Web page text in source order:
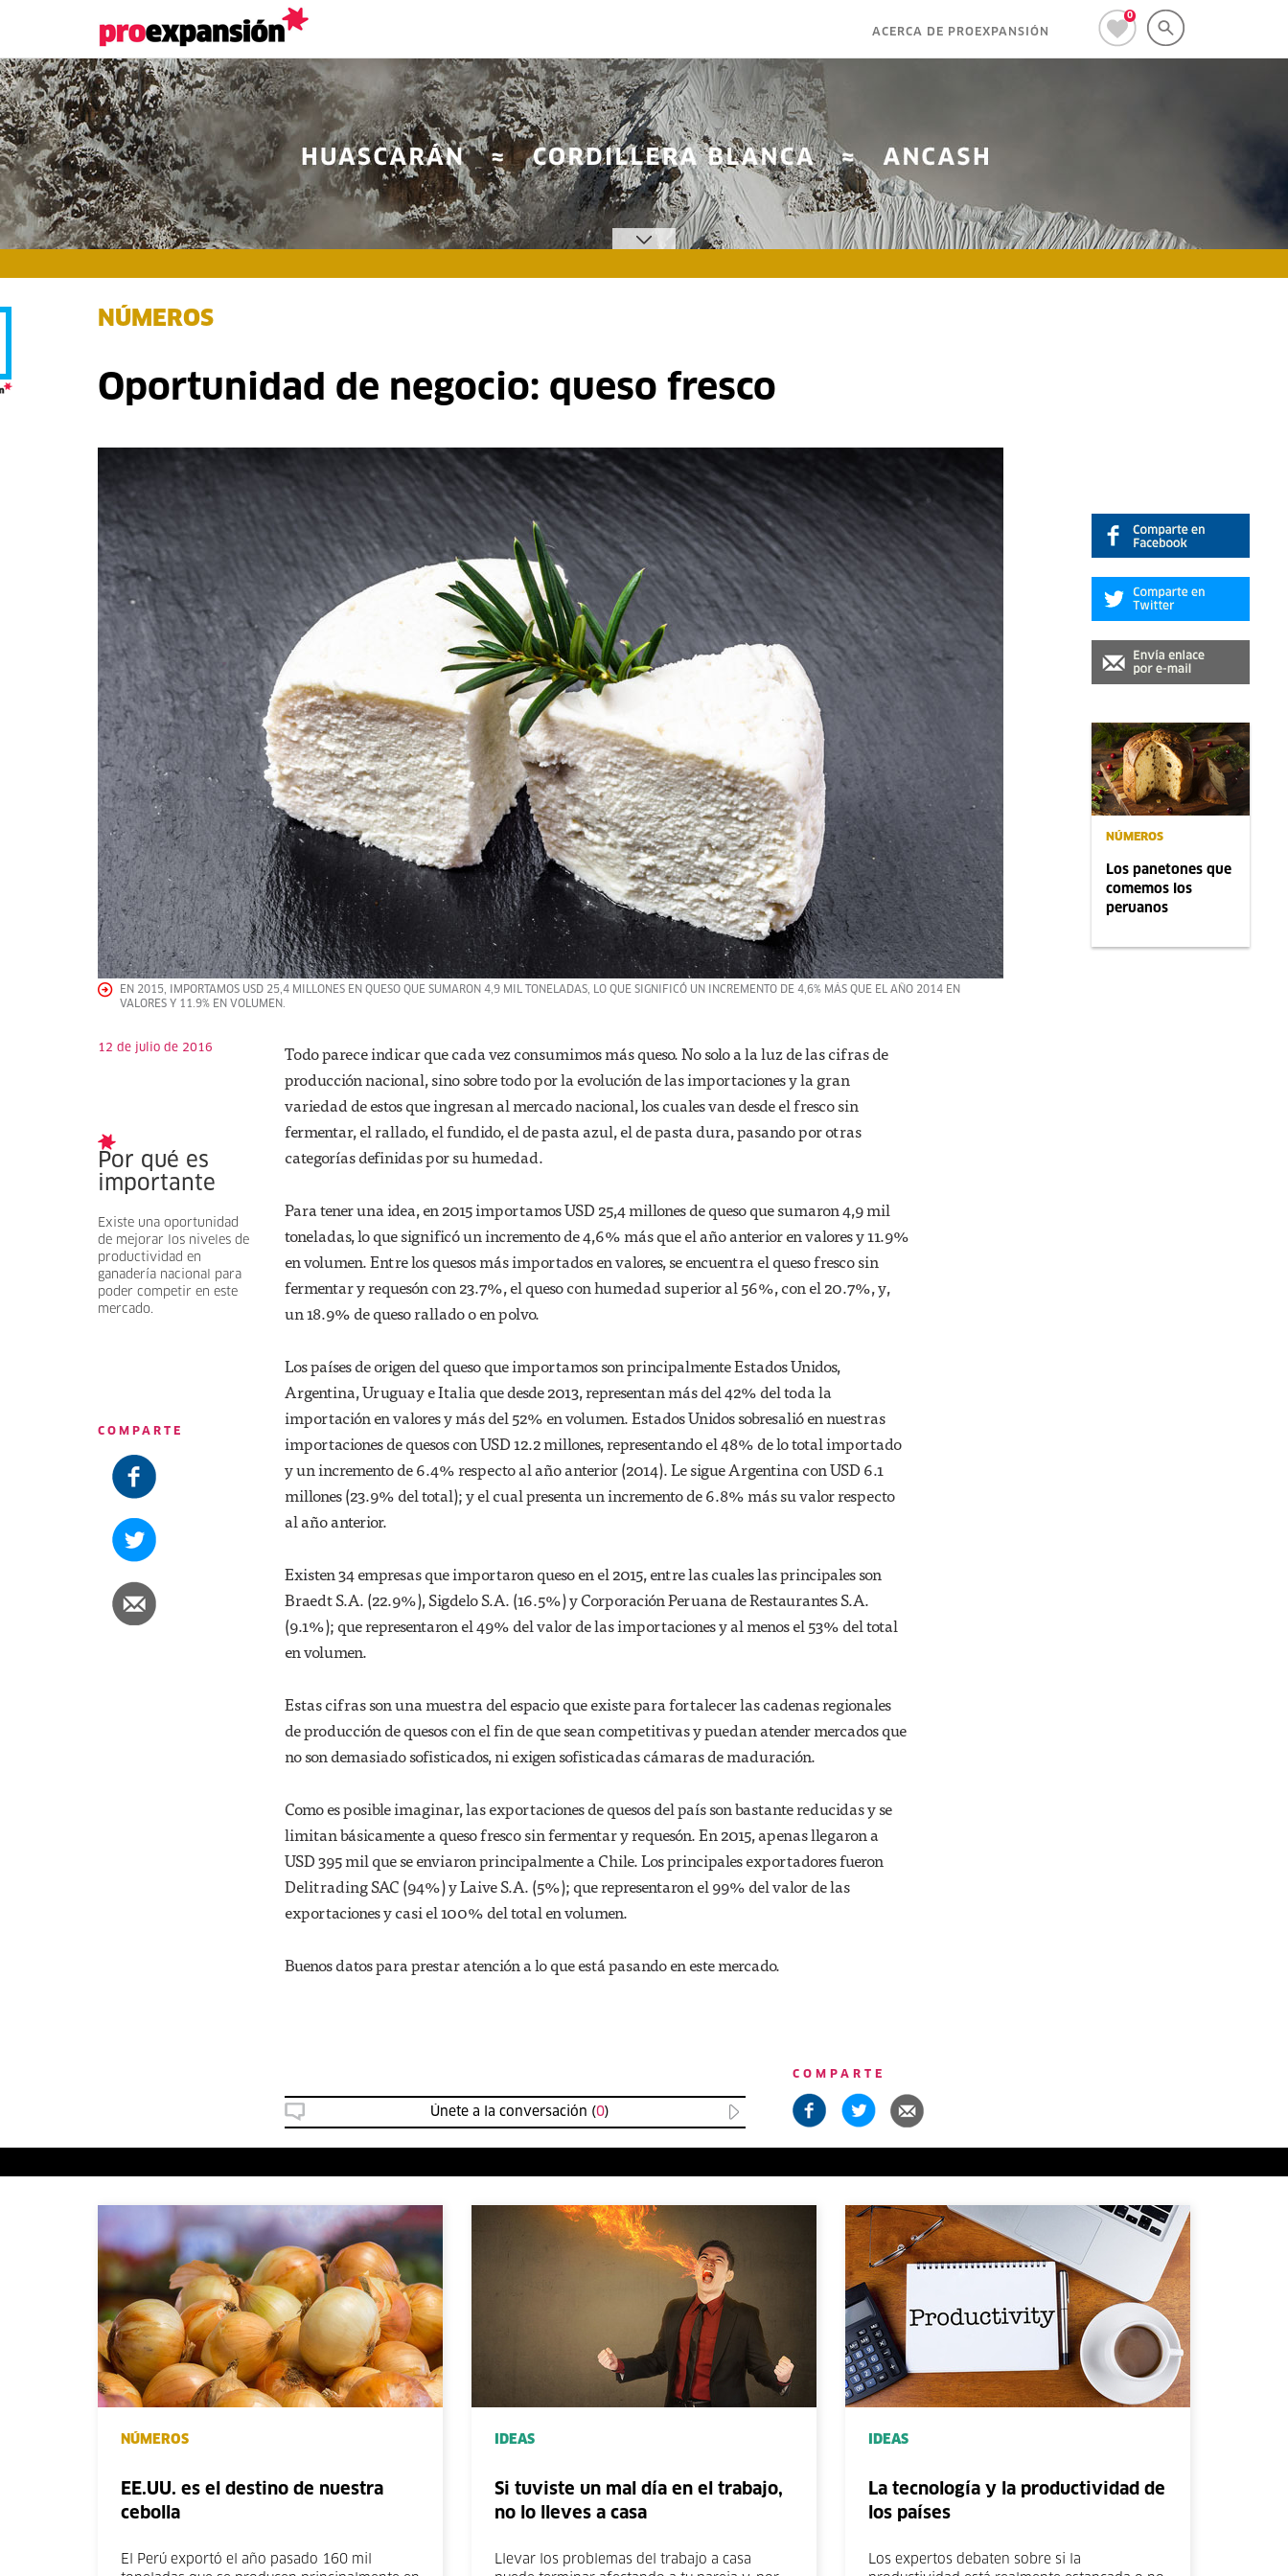
0
ACERCA DE PROEXPANSIÓN
NÚMEROS
Los panetones que
comemos los
peruanos
NÚMEROS
Oportunidad de negocio: queso fresco
EN 2015, IMPORTAMOS USD 25,4 MILLONES EN QUESO QUE SUMARON 4,9 MIL TONELADAS, LO QUE SIGNIFICÓ UN INCREMENTO DE 4,6% MÁS QUE EL AÑO 2014 EN
VALORES Y 11.9% EN VOLUMEN.
12 de julio de 2016
Por qué es
importante
Existe una oportunidad
de mejorar los niveles de
productividad en
ganadería nacional para
poder competir en este
mercado.
COMPARTE
Todo parece indicar que cada vez consumimos más queso. No solo a la luz de las cifras de
producción nacional, sino sobre todo por la evolución de las importaciones y la gran
variedad de estos que ingresan al mercado nacional, los cuales van desde el fresco sin
fermentar, el rallado, el fundido, el de pasta azul, el de pasta dura, pasando por otras
categorías definidas por su humedad.
Para tener una idea, en 2015 importamos USD 25,4 millones de queso que sumaron 4,9 mil
toneladas, lo que significó un incremento de 4,6% más que el año anterior en valores y 11.9%
en volumen. Entre los quesos más importados en valores, se encuentra el queso fresco sin
fermentar y requesón con 23.7%, el queso con humedad superior al 56%, con el 20.7%, y,
un 18.9% de queso rallado o en polvo.
Los países de origen del queso que importamos son principalmente Estados Unidos,
Argentina, Uruguay e Italia que desde 2013, representan más del 42% del toda la
importación en valores y más del 52% en volumen. Estados Unidos sobresalió en nuestras
importaciones de quesos con USD 12.2 millones, representando el 48% de lo total importado
y un incremento de 6.4% respecto al año anterior (2014). Le sigue Argentina con USD 6.1
millones (23.9% del total); y el cual presenta un incremento de 6.8% más su valor respecto
al año anterior.
Existen 34 empresas que importaron queso en el 2015, entre las cuales las principales son
Braedt S.A. (22.9%), Sigdelo S.A. (16.5%) y Corporación Peruana de Restaurantes S.A.
(9.1%); que representaron el 49% del valor de las importaciones y al menos el 53% del total
en volumen.
Estas cifras son una muestra del espacio que existe para fortalecer las cadenas regionales
de producción de quesos con el fin de que sean competitivas y puedan atender mercados que
no son demasiado sofisticados, ni exigen sofisticadas cámaras de maduración.
Como es posible imaginar, las exportaciones de quesos del país son bastante reducidas y se
limitan básicamente a queso fresco sin fermentar y requesón. En 2015, apenas llegaron a
USD 395 mil que se enviaron principalmente a Chile. Los principales exportadores fueron
Delitrading SAC (94%) y Laive S.A. (5%); que representaron el 99% del valor de las
exportaciones y casi el 100% del total en volumen.
Buenos datos para prestar atención a lo que está pasando en este mercado.
Únete a la conversación (0)
COMPARTE
NÚMEROS
EE.UU. es el destino de nuestra
cebolla
El Perú exportó el año pasado 160 mil
IDEAS
Si tuviste un mal día en el trabajo,
no lo lleves a casa
Llevar los problemas del trabajo a casa
IDEAS
La tecnología y la productividad de
los países
Los expertos debaten sobre si la